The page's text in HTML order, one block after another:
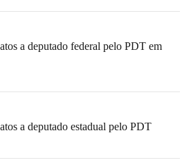
a deputado federal pelo PDT em
a deputado estadual pelo PDT